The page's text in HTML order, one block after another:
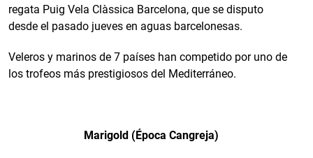
regata Puig Vela Clàssica Barcelona, que se disputo
desde el pasado jueves en aguas barcelonesas.
Veleros y marinos de 7 países han competido por uno de
los trofeos más prestigiosos del Mediterráneo.
Marigold (Época Cangreja)